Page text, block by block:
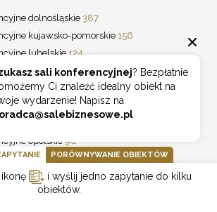
dolnośląskie 387
kujawsko-pomorskie 156
lubelskie124
lubuskie75
łódzkie 192
małopolskie 640
opolskie96
podkarpackie153
podlaskie 77
pomorskie295
sali konferencyjnej? Bezpłatnie
Ci znaleźć idealny obiekt na
wydarzenie! Napisz na
PORÓWNYWANIE OBIEKTÓW
ikonę
i wyślij jedno zapytanie do kilku
obiektów.